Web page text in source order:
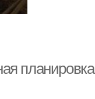
планировка